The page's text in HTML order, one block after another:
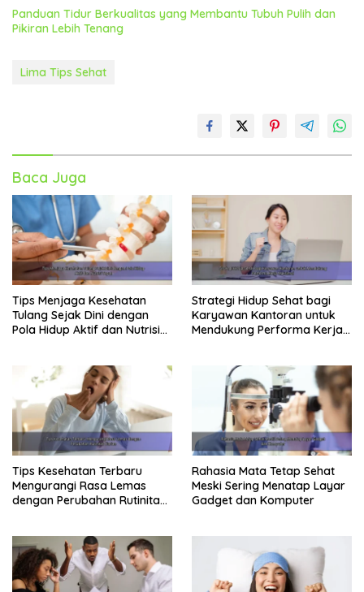
Panduan Tidur Berkualitas yang Membantu Tubuh Pulih dan
Pikiran Lebih Tenang
Lima Tips Sehat
Baca Juga
Tips Menjaga Kesehatan
Tulang Sejak Dini dengan
Pola Hidup Aktif dan Nutrisi
Strategi Hidup Sehat bagi
Karyawan Kantoran untuk
Mendukung Performa Kerja
Tips Kesehatan Terbaru
Mengurangi Rasa Lemas
dengan Perubahan Rutinitas
Rahasia Mata Tetap Sehat
Meski Sering Menatap Layar
Gadget dan Komputer